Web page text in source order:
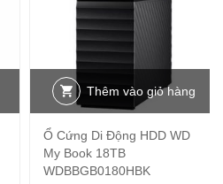
Thêm vào giỏ hàng
Ổ Cứng Di Động HDD WD
My Book 18TB
WDBBGB0180HBK